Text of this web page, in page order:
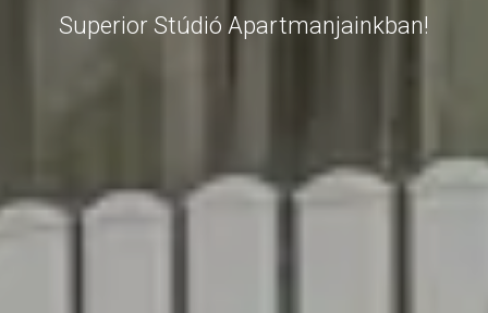
Superior Stúdió Apartmanjainkban!